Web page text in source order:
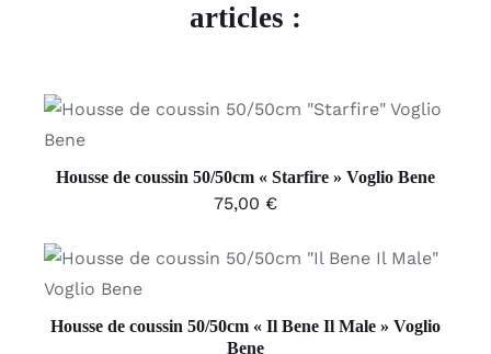
articles :
AJOUTER AU PANIER
/
DÉTAILS
Housse de coussin 50/50cm « Starfire » Voglio Bene
75,00 €
AJOUTER AU PANIER
/
DÉTAILS
Housse de coussin 50/50cm « Il Bene Il Male » Voglio
Bene